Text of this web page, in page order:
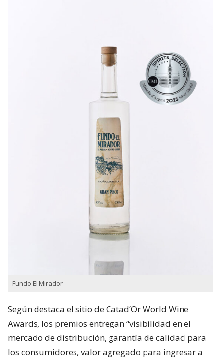
Fundo El Mirador
Según destaca el sitio de Catad’Or World Wine
Awards, los premios entregan “visibilidad en el
mercado de distribución, garantía de calidad para
los consumidores, valor agregado para ingresar a